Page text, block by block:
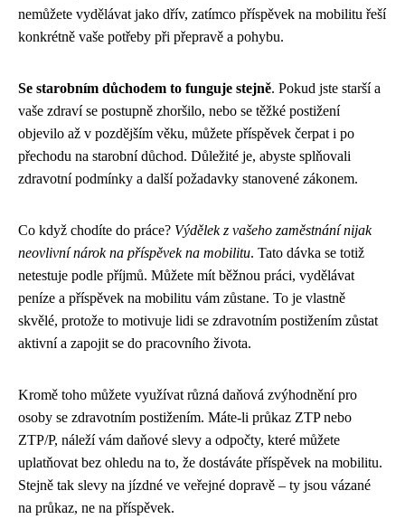
nemůžete vydělávat jako dřív, zatímco příspěvek na mobilitu řeší
konkrétně vaše potřeby při přepravě a pohybu.
Se starobním důchodem to funguje stejně. Pokud jste starší a
vaše zdraví se postupně zhoršilo, nebo se těžké postižení
objevilo až v pozdějším věku, můžete příspěvek čerpat i po
přechodu na starobní důchod. Důležité je, abyste splňovali
zdravotní podmínky a další požadavky stanovené zákonem.
Co když chodíte do práce? Výdělek z vašeho zaměstnání nijak
neovlivní nárok na příspěvek na mobilitu. Tato dávka se totiž
netestuje podle příjmů. Můžete mít běžnou práci, vydělávat
peníze a příspěvek na mobilitu vám zůstane. To je vlastně
skvělé, protože to motivuje lidi se zdravotním postižením zůstat
aktivní a zapojit se do pracovního života.
Kromě toho můžete využívat různá daňová zvýhodnění pro
osoby se zdravotním postižením. Máte-li průkaz ZTP nebo
ZTP/P, náleží vám daňové slevy a odpočty, které můžete
uplatňovat bez ohledu na to, že dostáváte příspěvek na mobilitu.
Stejně tak slevy na jízdné ve veřejné dopravě – ty jsou vázané
na průkaz, ne na příspěvek.